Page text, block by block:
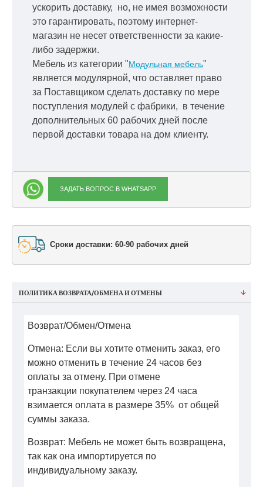
ускорить доставку, но, не имея возможности
это гарантировать, поэтому интернет-
магазин не несет ответственности за какие-
либо задержки.
Мебель из категории "Модульная мебель"
является модулярной, что оставляет право
за Поставщиком сделать доставку по мере
поступления модулей с фабрики, в течение
дополнительных 60 рабочих дней после
первой доставки товара на дом клиенту.
ЗАДАТЬ ВОПРОС В WHATSAPP
Сроки доставки: 60-90 рабочих дней
ПОЛИТИКА ВОЗВРАТА/ОБМЕНА И ОТМЕНЫ
Возврат/Обмен/Отмена
Отмена: Если вы хотите отменить заказ, его
можно отменить в течение 24 часов без
оплаты за отмену. При отмене
транзакции покупателем через 24 часа
взимается оплата в размере 35% от общей
суммы заказа.
Возврат: Мебель не может быть возвращена,
так как она импортируется по
индивидуальному заказу.